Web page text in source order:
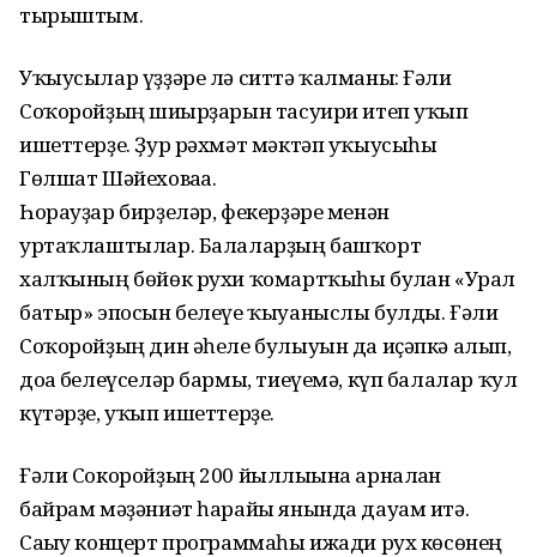
тырыштым.
Уҡыусылар үҙҙәре лә ситтә ҡалманы: Ғәли
Соҡоройҙың шиғырҙарын тасуири итеп уҡып
ишеттерҙе. Ҙур рәхмәт мәктәп уҡыусыһы
Гөлшат Шәйеховаға.
Һорауҙар бирҙеләр, фекерҙәре менән
уртаҡлаштылар. Балаларҙың башҡорт
халҡының бөйөк рухи ҡомартҡыһы булған «Урал
батыр» эпосын белеүе ҡыуаныслы булды. Ғәли
Соҡоройҙың дин әһеле булыуын да иҫәпкә алып,
доға белеүселәр бармы, тиеүемә, күп балалар ҡул
күтәрҙе, уҡып ишеттерҙе.
Ғәли Сокоройҙың 200 йыллығына арналған
байрам мәҙәниәт һарайы янында дауам итә.
Сағыу концерт программаһы ижади рух көсөнең